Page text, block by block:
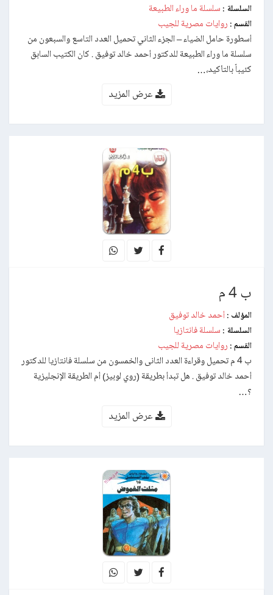
السلسلة : سلسلة ما وراء الطبيعة
القسم : روايات مصرية للجيب
أسطورة حامل الضياء – الجزء الثاني تحميل العدد التاسع والسبعون من
سلسلة ما وراء الطبيعة للدكتور أحمد خالد توفيق . كان الكتيب السابق
كئيباً بالتأكيد،…
عرض المزيد
ب 4 م
المؤلف : أحمد خالد توفيق
السلسلة : سلسلة فانتازيا
القسم : روايات مصرية للجيب
ب 4 م تحميل وقراءة العدد الثانى والخمسون من سلسلة فانتازيا للدكتور
أحمد خالد توفيق . هل تبدأ بطريقة (روي لوبيز) أم الطريقة الإنجليزية
؟…
عرض المزيد